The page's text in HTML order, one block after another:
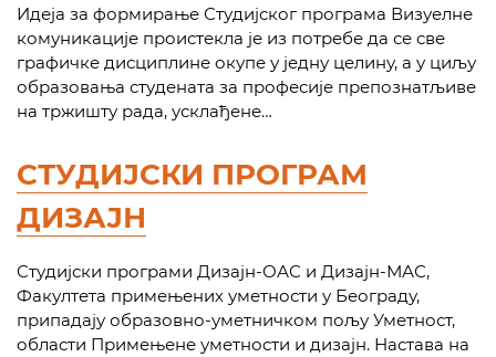
Идеја за формирање Студијског програма Визуелне
комуникације проистекла је из потребе да се све
графичке дисциплине окупе у једну целину, а у циљу
образовања студената за професије препознатљиве
на тржишту рада, усклађене…
СТУДИЈСКИ ПРОГРАМ
ДИЗАЈН
Студијски програми Дизајн-ОАС и Дизајн-МАС,
Факултета примењених уметности у Београду,
припадају образовно-уметничком пољу Уметност,
области Примењене уметности и дизајн. Настава на